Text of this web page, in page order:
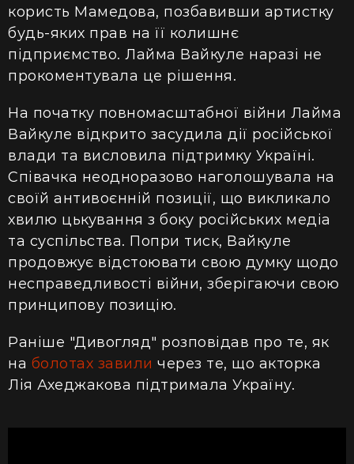
користь Мамедова, позбавивши артистку
будь-яких прав на її колишнє
підприємство. Лайма Вайкуле наразі не
прокоментувала це рішення.
На початку повномасштабної війни Лайма
Вайкуле відкрито засудила дії російської
влади та висловила підтримку Україні.
Співачка неодноразово наголошувала на
своїй антивоєнній позиції, що викликало
хвилю цькування з боку російських медіа
та суспільства. Попри тиск, Вайкуле
продовжує відстоювати свою думку щодо
несправедливості війни, зберігаючи свою
принципову позицію.
Раніше "Дивогляд" розповідав про те, як
на болотах завили через те, що акторка
Лія Ахеджакова підтримала Україну.